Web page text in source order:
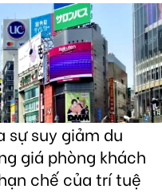
sự suy giảm du
giá phòng khách
chế của trí tuệ